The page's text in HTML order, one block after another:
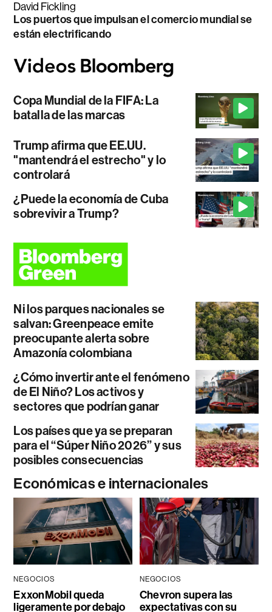
David Fickling
Los puertos que impulsan el comercio mundial se
están electrificando
Copa Mundial de la FIFA: La
batalla de las marcas
Trump afirma que EE.UU.
"mantendrá el estrecho" y lo
controlará
¿Puede la economía de Cuba
sobrevivir a Trump?
Ni los parques nacionales se
salvan: Greenpeace emite
preocupante alerta sobre
Amazonía colombiana
¿Cómo invertir ante el fenómeno
de El Niño? Los activos y
sectores que podrían ganar
Los países que ya se preparan
para el “Súper Niño 2026” y sus
posibles consecuencias
Económicas e internacionales
NEGOCIOS
ExxonMobil queda
ligeramente por debajo
NEGOCIOS
Chevron supera las
expectativas con su